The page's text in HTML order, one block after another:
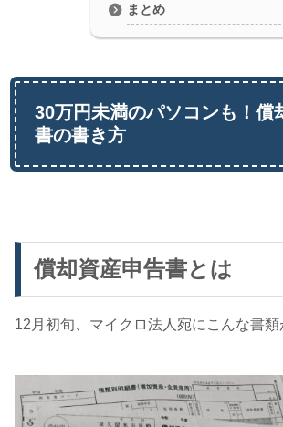
まとめ
30万円未満のパソコンも！償
書の書き方
償却資産申告書とは
12月初旬、マイクロ法人宛にこんな書類